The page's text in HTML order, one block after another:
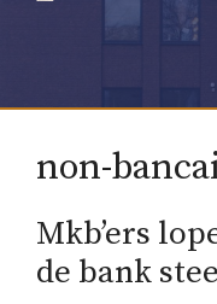
non-
Mkb’ers
de bank